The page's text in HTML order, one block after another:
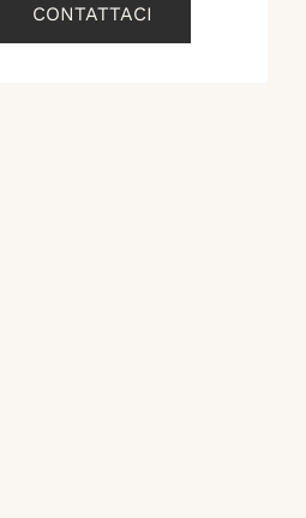
CONTATTACI